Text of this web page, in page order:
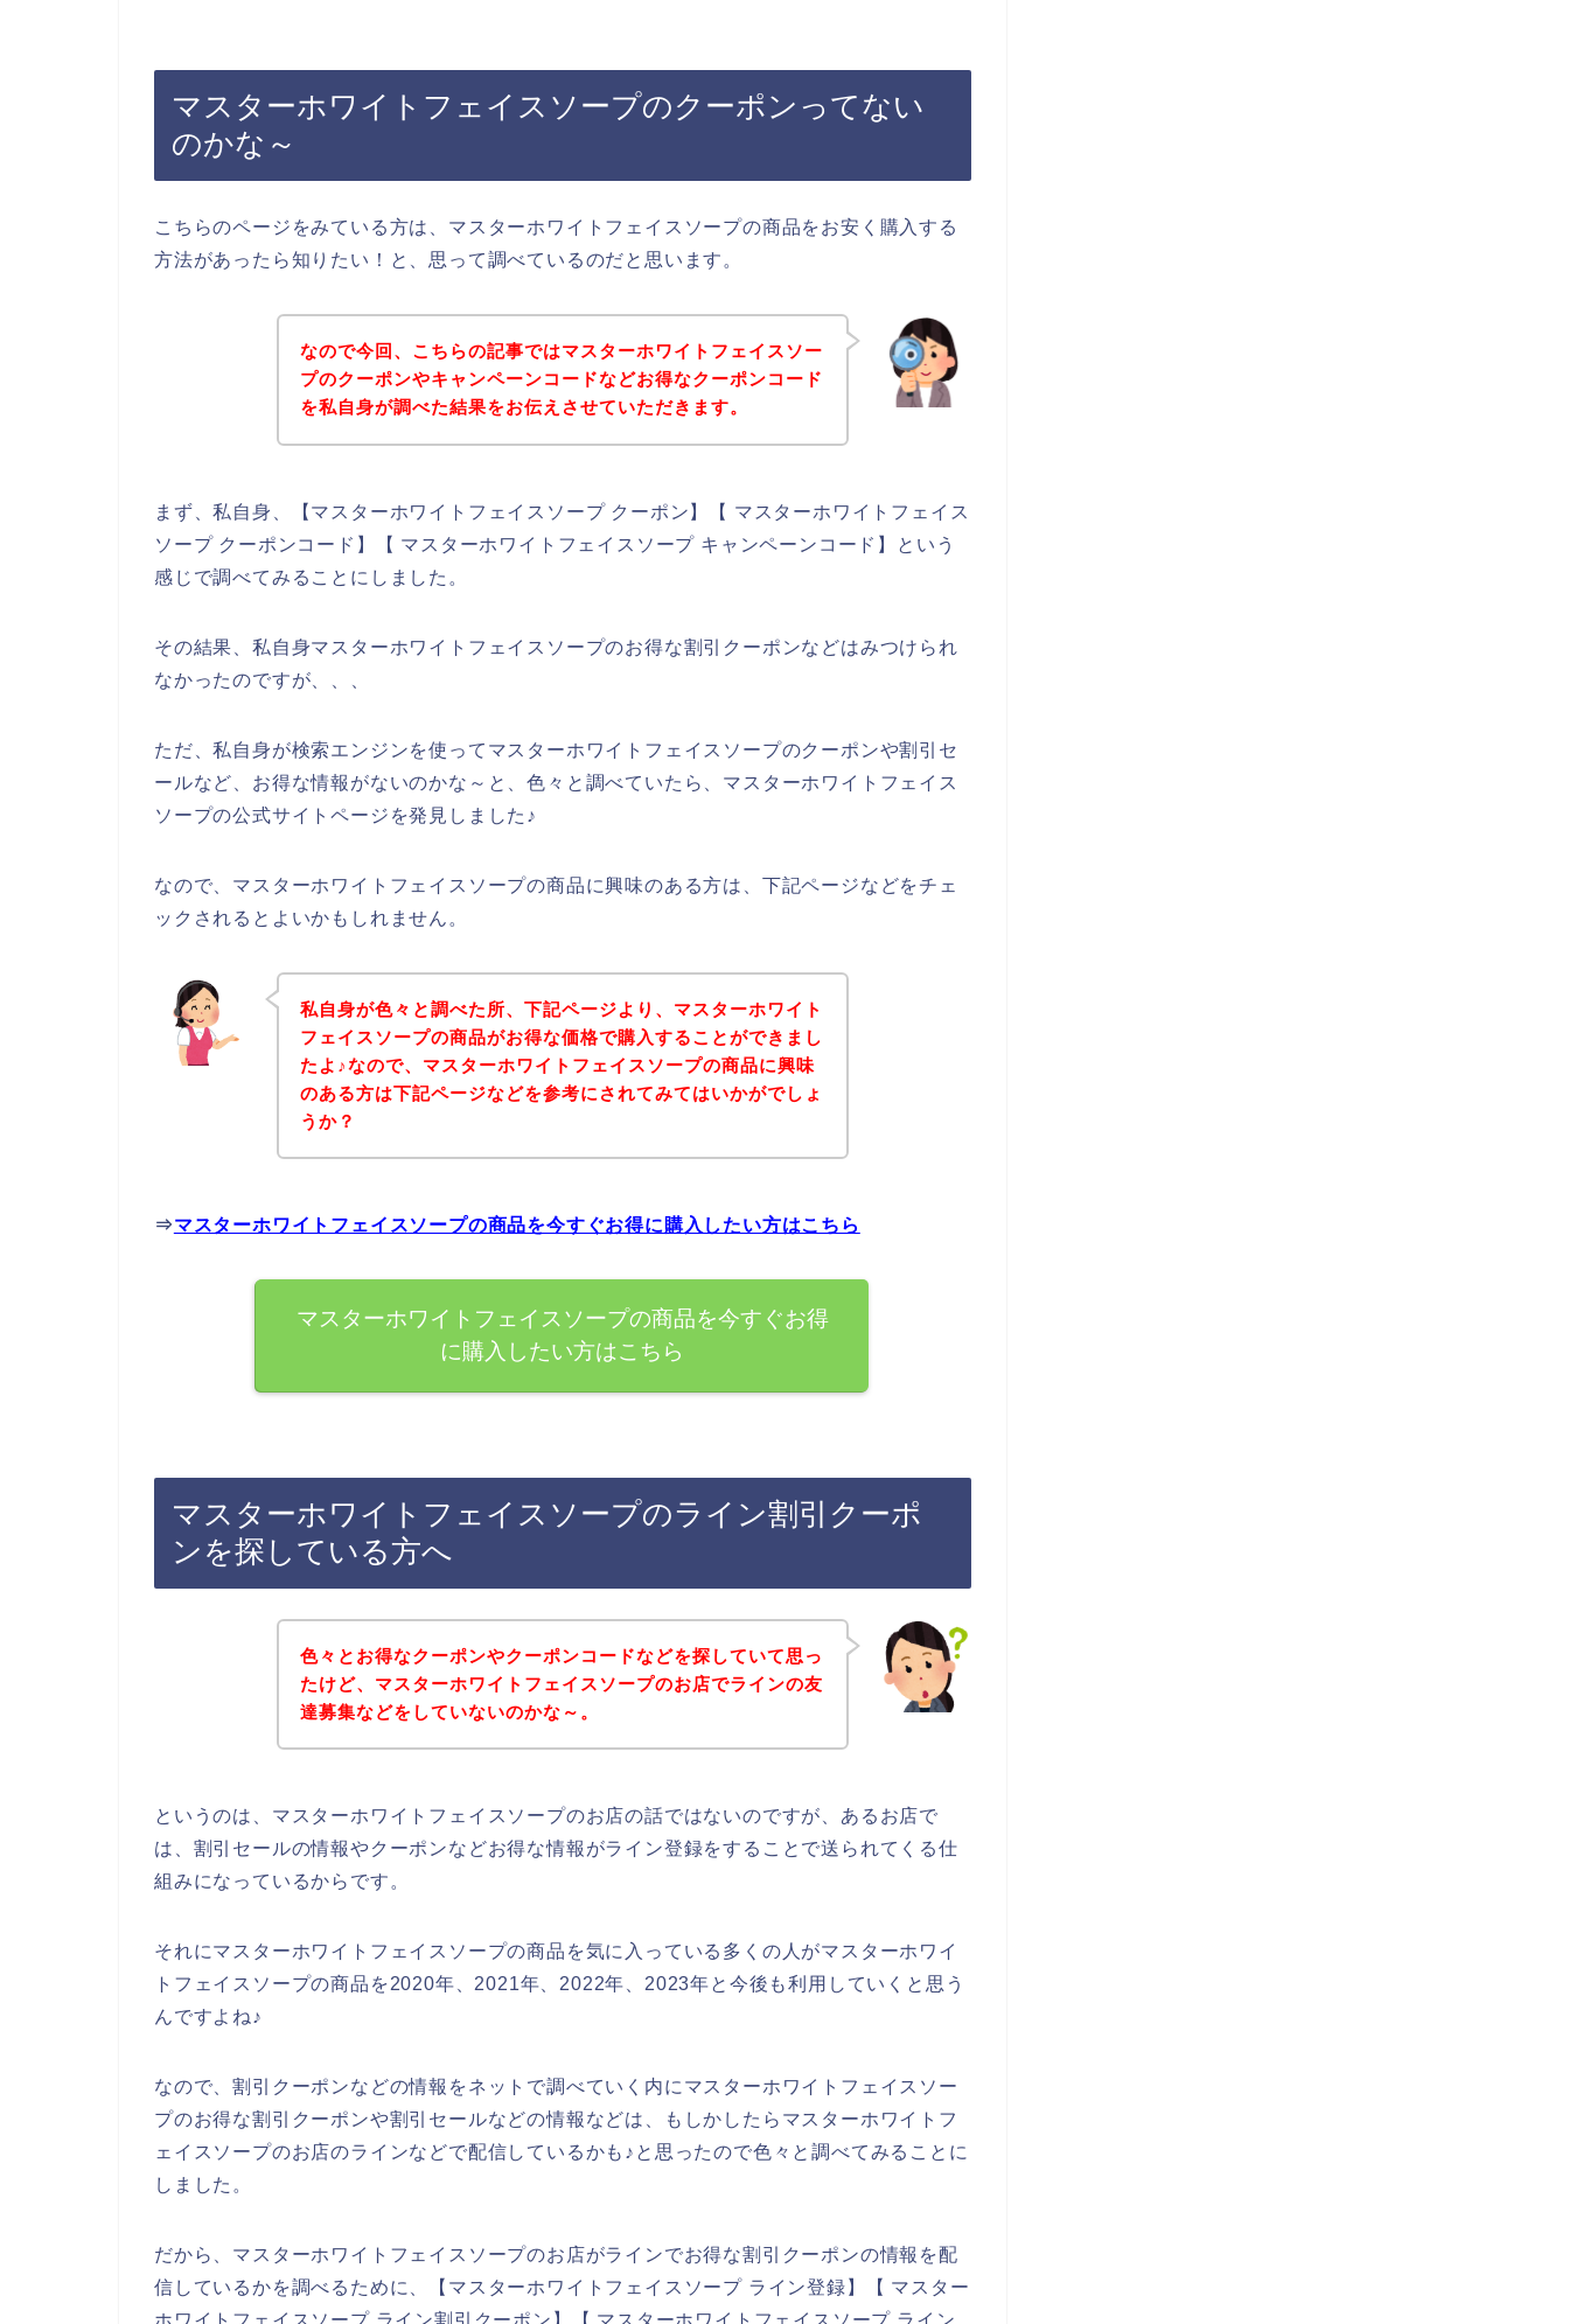
マスターホワイトフェイスソープのクーポンってない
のかな～
こちらのページをみている方は、マスターホワイトフェイスソープの商品をお安く購入する
方法があったら知りたい！と、思って調べているのだと思います。
なので今回、こちらの記事ではマスターホワイトフェイスソー
プのクーポンやキャンペーンコードなどお得なクーポンコード
を私自身が調べた結果をお伝えさせていただきます。
まず、私自身、【マスターホワイトフェイスソープ クーポン】【 マスターホワイトフェイス
ソープ クーポンコード】【 マスターホワイトフェイスソープ キャンペーンコード】という
感じで調べてみることにしました。
その結果、私自身マスターホワイトフェイスソープのお得な割引クーポンなどはみつけられ
なかったのですが、、、
ただ、私自身が検索エンジンを使ってマスターホワイトフェイスソープのクーポンや割引セ
ールなど、お得な情報がないのかな～と、色々と調べていたら、マスターホワイトフェイス
ソープの公式サイトページを発見しました♪
なので、マスターホワイトフェイスソープの商品に興味のある方は、下記ページなどをチェ
ックされるとよいかもしれません。
私自身が色々と調べた所、下記ページより、マスターホワイト
フェイスソープの商品がお得な価格で購入することができまし
たよ♪なので、マスターホワイトフェイスソープの商品に興味
のある方は下記ページなどを参考にされてみてはいかがでしょ
うか？
⇒マスターホワイトフェイスソープの商品を今すぐお得に購入したい方はこちら
マスターホワイトフェイスソープの商品を今すぐお得
に購入したい方はこちら
マスターホワイトフェイスソープのライン割引クーポ
ンを探している方へ
色々とお得なクーポンやクーポンコードなどを探していて思っ
たけど、マスターホワイトフェイスソープのお店でラインの友
達募集などをしていないのかな～。
というのは、マスターホワイトフェイスソープのお店の話ではないのですが、あるお店で
は、割引セールの情報やクーポンなどお得な情報がライン登録をすることで送られてくる仕
組みになっているからです。
それにマスターホワイトフェイスソープの商品を気に入っている多くの人がマスターホワイ
トフェイスソープの商品を2020年、2021年、2022年、2023年と今後も利用していくと思う
んですよね♪
なので、割引クーポンなどの情報をネットで調べていく内にマスターホワイトフェイスソー
プのお得な割引クーポンや割引セールなどの情報などは、もしかしたらマスターホワイトフ
ェイスソープのお店のラインなどで配信しているかも♪と思ったので色々と調べてみることに
しました。
だから、マスターホワイトフェイスソープのお店がラインでお得な割引クーポンの情報を配
信しているかを調べるために、【マスターホワイトフェイスソープ ライン登録】【 マスター